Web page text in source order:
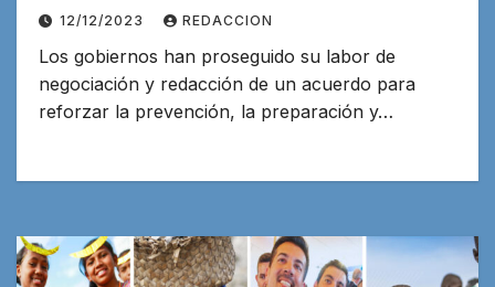
12/12/2023 REDACCION
Los gobiernos han proseguido su labor de
negociación y redacción de un acuerdo para
reforzar la prevención, la preparación y…